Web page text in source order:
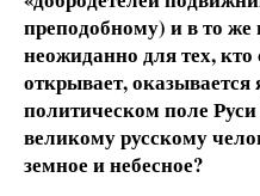
преподобному) и в то
неожиданно для тех, кто
открывает,
политическом поле
великому русскому
земное и небесное?